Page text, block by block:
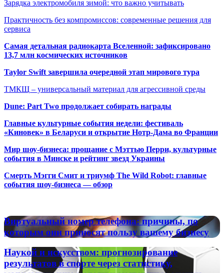
Зарядка электромобиля зимой: что важно учитывать
Практичность без компромиссов: современные решения для
сервиса
Самая детальная радиокарта Вселенной: зафиксировано
13,7 млн космических источников
Taylor Swift завершила очередной этап мирового тура
ТМКЩ – универсальный материал для агрессивной среды
Dune: Part Two продолжает собирать награды
Главные культурные события недели: фестиваль
«Киновек» в Беларуси и открытие Нотр-Дама во Франции
Мир шоу-бизнеса: прощание с Мэттью Перри, культурные
события в Минске и рейтинг звезд Украины
Смерть Мэгги Смит и триумф The Wild Robot: главные
события шоу-бизнеса — обзор
Виртуальный
номер
телефона:
причины,
по
которым
Виртуальный номер телефона: причины, по
которым они приносят пользу вашему бизнесу
Наукой
и
искусством:
Наукой и искусством: прогнозирование
результатов в спорте через статистику,